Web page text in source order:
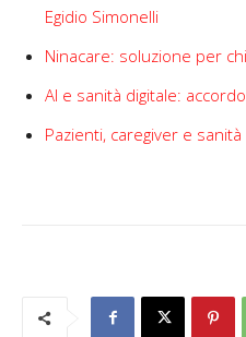
Egidio Simonelli
Ninacare: soluzione per
AI e sanità digitale:
Pazienti, caregiver e